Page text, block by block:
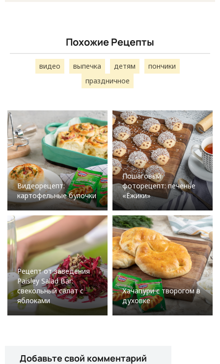
Похожие Рецепты
видео выпечка детям
пончики
праздничное
Видеорецепт:
картофельные булочки
Пошаговый
фоторецепт: печенье
«Ёжики»
Рецепт от заведения
Paisley Salad Bar:
свекольный салат с
яблоками
Хачапури с творогом в
духовке
Добавьте свой комментарий